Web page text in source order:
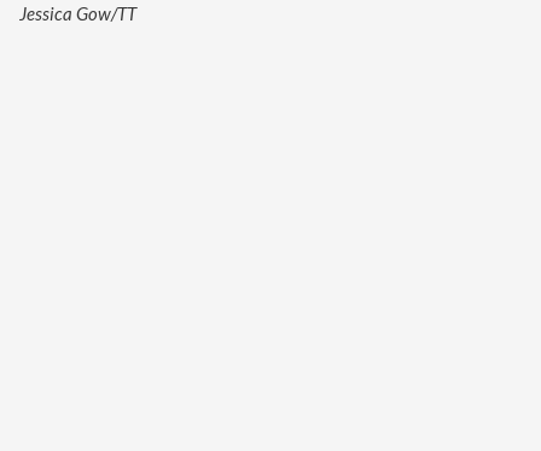
Jessica Gow/TT